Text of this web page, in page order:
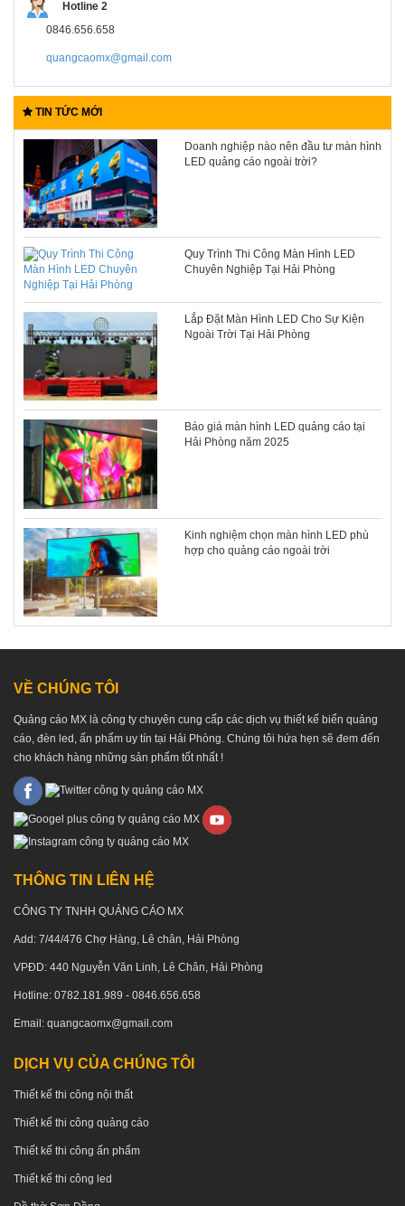
Hotline 2
0846.656.658
quangcaomx@gmail.com
TIN TỨC MỚI
Doanh nghiệp nào nên đầu tư màn hình
LED quảng cáo ngoài trời?
Quy Trình Thi Công Màn Hình LED
Chuyên Nghiệp Tại Hải Phòng
Lắp Đặt Màn Hình LED Cho Sự Kiện
Ngoài Trời Tại Hải Phòng
Báo giá màn hình LED quảng cáo tại
Hải Phòng năm 2025
Kinh nghiệm chọn màn hình LED phù
hợp cho quảng cáo ngoài trời
VỀ CHÚNG TÔI
Quảng cáo MX là công ty chuyên cung cấp các dịch vụ thiết kế biển quảng
cáo, đèn led, ấn phẩm uy tín tại Hải Phòng. Chúng tôi hứa hẹn sẽ đem đến
cho khách hàng những sản phẩm tốt nhất !
THÔNG TIN LIÊN HỆ
CÔNG TY TNHH QUẢNG CÁO MX
Add: 7/44/476 Chợ Hàng, Lê chân, Hải Phòng
VPĐD: 440 Nguyễn Văn Linh, Lê Chân, Hải Phòng
Hotline: 0782.181.989 - 0846.656.658
Email: quangcaomx@gmail.com
DỊCH VỤ CỦA CHÚNG TÔI
Thiết kế thi công nội thất
Thiết kế thi công quảng cáo
Thiết kế thi công ấn phẩm
Thiết kế thi công led